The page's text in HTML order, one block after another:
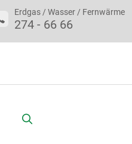
Erdgas / Wasser / Fernwärme
274 - 66 66
Suche